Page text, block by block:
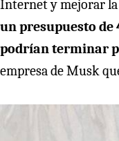
Internet y mejorar la
un presupuesto
podrían terminar
empresa de Musk